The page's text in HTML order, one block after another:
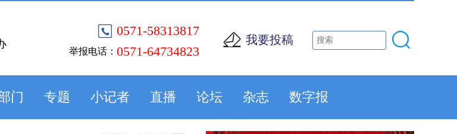
0571-58313817
举报电话： 0571-64734823
我要投稿
门 专题 小记者 直播 论坛 杂志 数字报